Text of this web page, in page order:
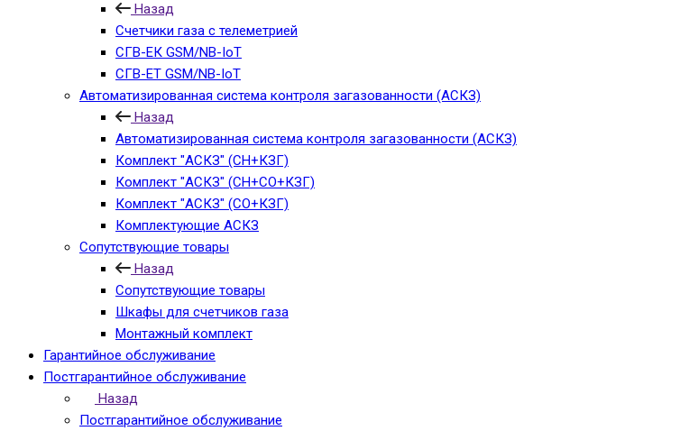
Назад
Счетчики газа с телеметрией
СГВ-ЕК GSM/NB-IoT
СГВ-ЕТ GSM/NB-IoT
Автоматизированная система контроля загазованности (АСКЗ)
Назад
Автоматизированная система контроля загазованности (АСКЗ)
Комплект "АСКЗ" (СН+КЗГ)
Комплект "АСКЗ" (СН+СО+КЗГ)
Комплект "АСКЗ" (СО+КЗГ)
Комплектующие АСКЗ
Сопутствующие товары
Назад
Сопутствующие товары
Шкафы для счетчиков газа
Монтажный комплект
Гарантийное обслуживание
Постгарантийное обслуживание
Назад
Постгарантийное обслуживание